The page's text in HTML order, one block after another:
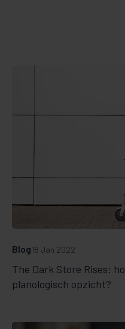
The Dark Store Rises:
planologisch opzicht?
Blog18 Jan 2022